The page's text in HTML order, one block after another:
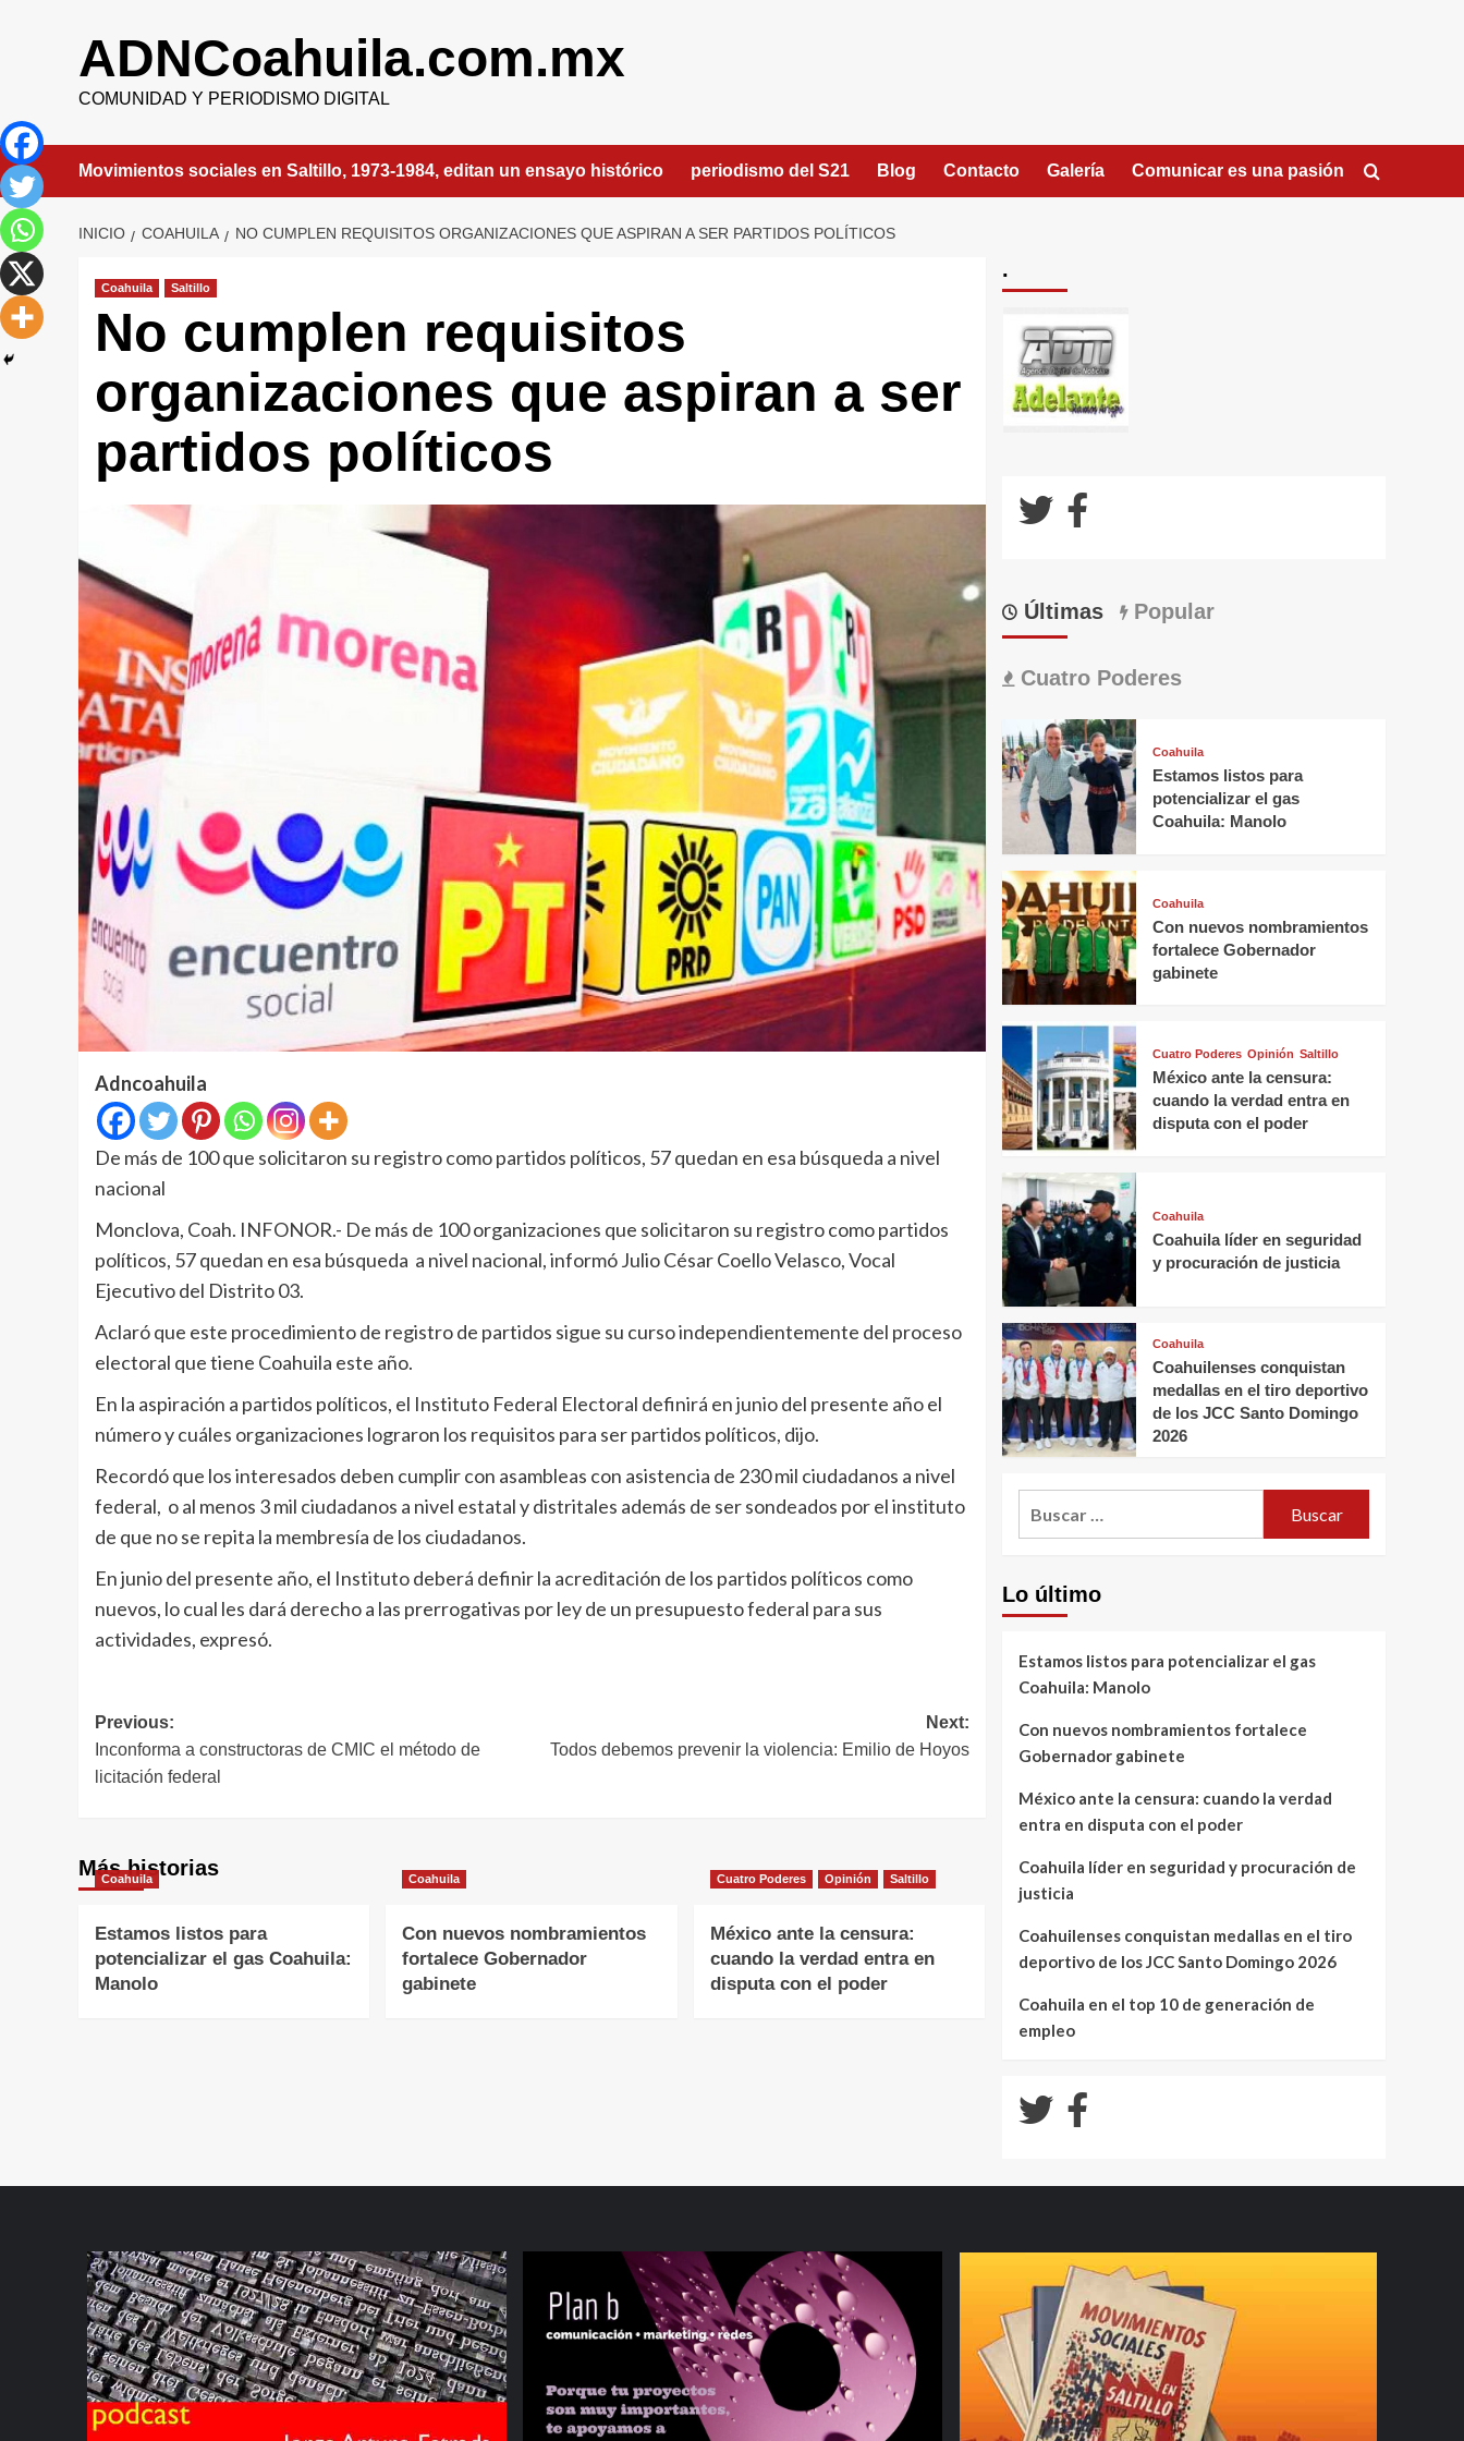
ADNCoahuila.com.mx
COMUNIDAD Y PERIODISMO DIGITAL
Movimientos sociales en Saltillo, 1973-1984, editan un ensayo histórico periodismo del S21 Blog Contacto Galería Comunicar es una pasión
INICIO COAHUILA NO CUMPLEN REQUISITOS ORGANIZACIONES QUE ASPIRAN A SER PARTIDOS POLÍTICOS
Coahuila Saltillo
No cumplen requisitos
organizaciones que aspiran a ser
partidos políticos
Adncoahuila
De más de 100 que solicitaron su registro como partidos políticos, 57 quedan en esa búsqueda a nivel
nacional
Monclova, Coah. INFONOR.- De más de 100 organizaciones que solicitaron su registro como partidos
políticos, 57 quedan en esa búsqueda a nivel nacional, informó Julio César Coello Velasco, Vocal
Ejecutivo del Distrito 03.
Aclaró que este procedimiento de registro de partidos sigue su curso independientemente del proceso
electoral que tiene Coahuila este año.
En la aspiración a partidos políticos, el Instituto Federal Electoral definirá en junio del presente año el
número y cuáles organizaciones lograron los requisitos para ser partidos políticos, dijo.
Recordó que los interesados deben cumplir con asambleas con asistencia de 230 mil ciudadanos a nivel
federal, o al menos 3 mil ciudadanos a nivel estatal y distritales además de ser sondeados por el instituto
de que no se repita la membresía de los ciudadanos.
En junio del presente año, el Instituto deberá definir la acreditación de los partidos políticos como
nuevos, lo cual les dará derecho a las prerrogativas por ley de un presupuesto federal para sus
actividades, expresó.
Navegación
de
Previous:
Inconforma a constructoras de CMIC el método de
licitación federal
Next:
Todos debemos prevenir la violencia: Emilio de Hoyos
Más historias
Coahuila
Estamos listos para
potencializar el gas Coahuila:
Manolo
Coahuila
Con nuevos nombramientos
fortalece Gobernador
gabinete
Cuatro Poderes Opinión Saltillo
México ante la censura:
cuando la verdad entra en
disputa con el poder
.
Últimas Popular
Cuatro Poderes
Coahuila
Estamos listos para
potencializar el gas
Coahuila: Manolo
Coahuila
Con nuevos nombramientos
fortalece Gobernador
gabinete
Cuatro Poderes Opinión Saltillo
México ante la censura:
cuando la verdad entra en
disputa con el poder
Coahuila
Coahuila líder en seguridad
y procuración de justicia
Coahuila
Coahuilenses conquistan
medallas en el tiro deportivo
de los JCC Santo Domingo
2026
Lo último
Estamos listos para potencializar el gas
Coahuila: Manolo
Con nuevos nombramientos fortalece
Gobernador gabinete
México ante la censura: cuando la verdad
entra en disputa con el poder
Coahuila líder en seguridad y procuración de
justicia
Coahuilenses conquistan medallas en el tiro
deportivo de los JCC Santo Domingo 2026
Coahuila en el top 10 de generación de
empleo